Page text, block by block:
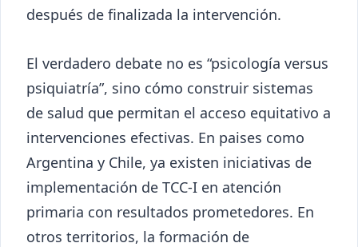
después de finalizada la intervención.
El verdadero debate no es “psicología versus
psiquiatría”, sino cómo construir sistemas
de salud que permitan el acceso equitativo a
intervenciones efectivas. En paises como
Argentina y Chile, ya existen iniciativas de
implementación de TCC-I en atención
primaria con resultados prometedores. En
otros territorios, la formación de